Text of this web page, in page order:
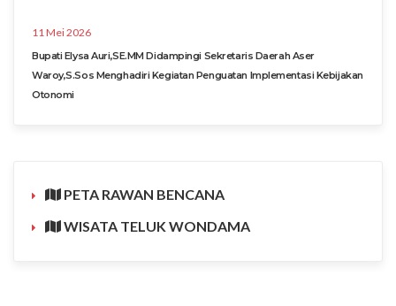
11 Mei 2026
Bupati Elysa Auri,SE.MM Didampingi Sekretaris Daerah Aser
Waroy,S.Sos Menghadiri Kegiatan Penguatan Implementasi Kebijakan
Otonomi
PETA RAWAN BENCANA
WISATA TELUK WONDAMA